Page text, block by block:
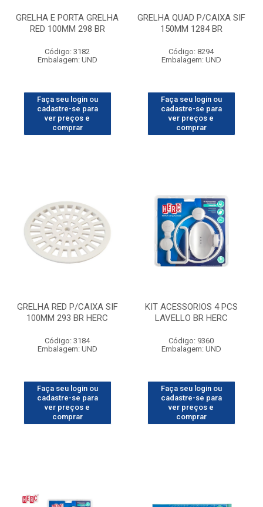
GRELHA E PORTA GRELHA
RED 100MM 298 BR
Código: 3182
Embalagem: UND
Faça seu login ou
cadastre-se para
ver preços e
comprar
GRELHA QUAD P/CAIXA SIF
150MM 1284 BR
Código: 8294
Embalagem: UND
Faça seu login ou
cadastre-se para
ver preços e
comprar
GRELHA RED P/CAIXA SIF
100MM 293 BR HERC
Código: 3184
Embalagem: UND
Faça seu login ou
cadastre-se para
ver preços e
comprar
KIT ACESSORIOS 4 PCS
LAVELLO BR HERC
Código: 9360
Embalagem: UND
Faça seu login ou
cadastre-se para
ver preços e
comprar